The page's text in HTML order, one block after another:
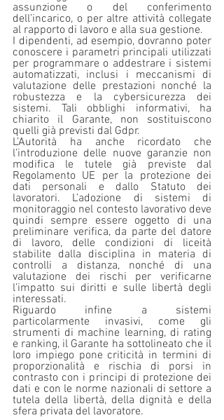
assunzione o del conferimento
dell’incarico, o per altre attività collegate
al rapporto di lavoro e alla sua gestione.
I dipendenti, ad esempio, dovranno poter
conoscere i parametri principali utilizzati
per programmare o addestrare i sistemi
automatizzati, inclusi i meccanismi di
valutazione delle prestazioni nonché la
robustezza e la cybersicurezza dei
sistemi. Tali obblighi informativi, ha
chiarito il Garante, non sostituiscono
quelli già previsti dal Gdpr.
L’Autorità ha anche ricordato che
l’introduzione delle nuove garanzie non
modifica le tutele già previste dal
Regolamento UE per la protezione dei
dati personali e dallo Statuto dei
lavoratori. L’adozione di sistemi di
monitoraggio nel contesto lavorativo deve
quindi sempre essere oggetto di una
preliminare verifica, da parte del datore
di lavoro, delle condizioni di liceità
stabilite dalla disciplina in materia di
controlli a distanza, nonché di una
valutazione dei rischi per verificarne
l’impatto sui diritti e sulle libertà degli
interessati.
Riguardo infine a sistemi
particolarmente invasivi, come gli
strumenti di machine learning, di rating
e ranking, il Garante ha sottolineato che il
loro impiego pone criticità in termini di
proporzionalità e rischia di porsi in
contrasto con i principi di protezione dei
dati e con le norme nazionali di settore a
tutela della libertà, della dignità e della
sfera privata del lavoratore.